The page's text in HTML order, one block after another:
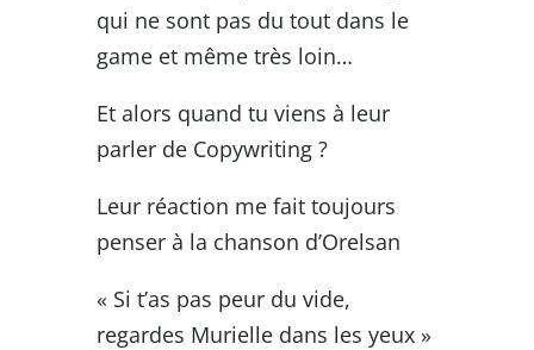
qui ne sont pas du tout dans le
game et même très loin…
Et alors quand tu viens à leur
parler de Copywriting ?
Leur réaction me fait toujours
penser à la chanson d’Orelsan
« Si t’as pas peur du vide,
regardes Murielle dans les yeux »